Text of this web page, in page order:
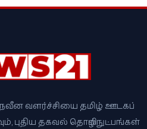
நவீன வளர்ச்சியை தமிழ் ஊடகப்
புதிய தகவல் தொழில்நுட்பங்கள்